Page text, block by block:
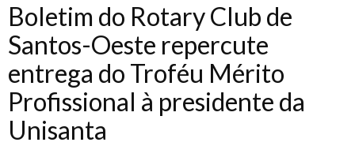
Boletim do Rotary Club de
Santos-Oeste repercute
entrega do Troféu Mérito
Profissional à presidente da
Unisanta